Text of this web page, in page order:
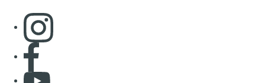
Consulter page Instagram
Consulter page Facebook
Consulter Youtube